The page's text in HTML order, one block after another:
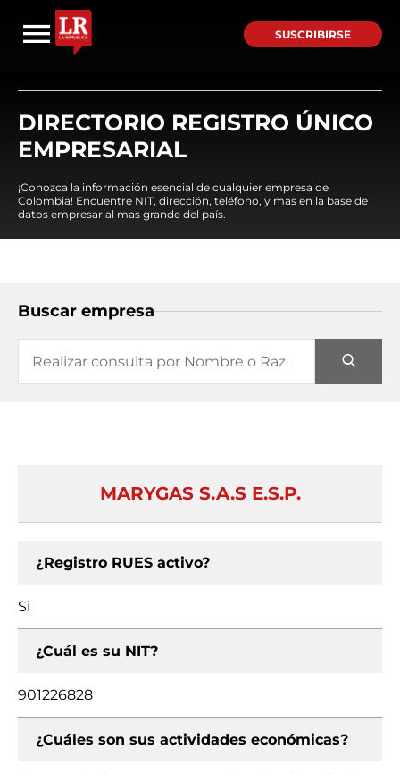
SUSCRIBIRSE
DIRECTORIO REGISTRO ÚNICO
EMPRESARIAL
¡Conozca la información esencial de cualquier empresa de
Colombia! Encuentre NIT, dirección, teléfono, y mas en la base de
datos empresarial mas grande del país.
Buscar empresa
MARYGAS S.A.S E.S.P.
¿Registro RUES activo?
Si
¿Cuál es su NIT?
901226828
¿Cuáles son sus actividades económicas?